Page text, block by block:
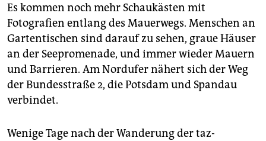
Es kommen noch mehr Schaukästen mit
Fotografien entlang des Mauerwegs. Menschen an
Gartentischen sind darauf zu sehen, graue Häuser
an der Seepromenade, und immer wieder Mauern
und Barrieren. Am Nordufer nähert sich der Weg
der Bundesstraße 2, die Potsdam und Spandau
verbindet.
Wenige Tage nach der Wanderung der taz-